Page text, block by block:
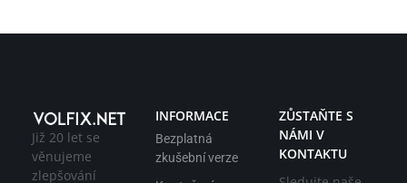
Již 20 let se
věnujeme
zlepšování
INFORMACE
Bezplatná
zkušební verze
ZŮSTAŇTE S
NÁMI V
KONTAKTU